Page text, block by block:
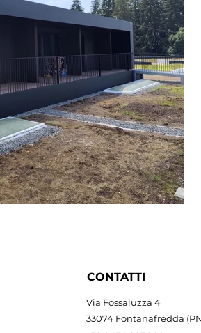
CONTATTI
Via Fossaluzza 4
33074 Fontanafredda